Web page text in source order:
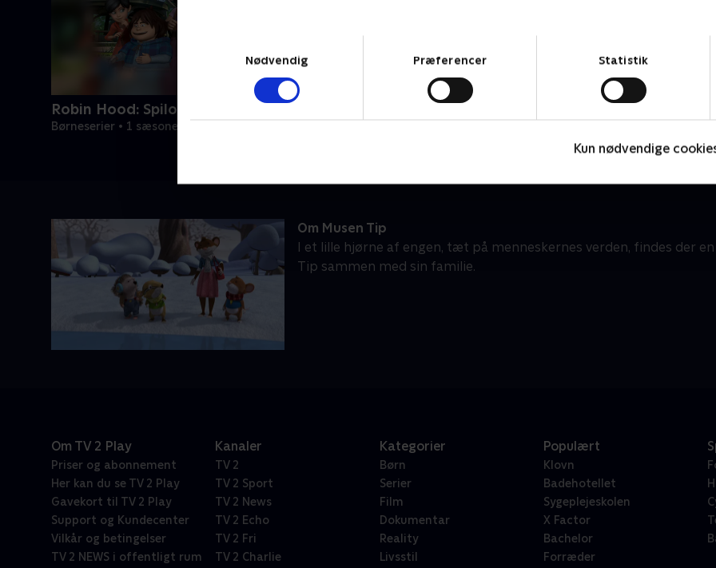
Nødvendig
Præferencer Statistik
Kun nødvendige
Robin Hood: Spilopper i Sherwood-skoven
Børneserier • 1 sæsoner
Om Musen Tip
I et lille hjørne af engen, tæt på menneskernes verden, findes der
Tip sammen med sin familie.
Om TV 2 Play
Priser og abonnement
Her kan du se TV 2 Play
Gavekort til TV 2 Play
Support og Kundecenter
Vilkår og betingelser
TV 2 NEWS i offentligt rum
Kanaler
TV 2
TV 2 Sport
TV 2 News
TV 2 Echo
TV 2 Fri
TV 2 Charlie
Kategorier
Børn
Serier
Film
Dokumentar
Reality
Livsstil
Populært
Klovn
Badehotellet
Sygeplejeskolen
X Factor
Bachelor
Forræder